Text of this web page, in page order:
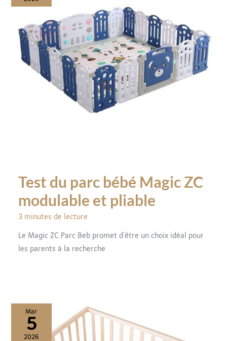
Test du parc bébé Magic ZC
modulable et pliable
3 minutes de lecture
Le Magic ZC Parc Beb promet d’être un choix idéal pour
les parents à la recherche
Mar
5
2026